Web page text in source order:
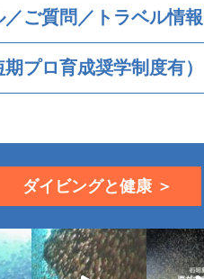
ご質問／トラベル情報
プロ育成奨学制度有）
ダイビングと健康 ＞